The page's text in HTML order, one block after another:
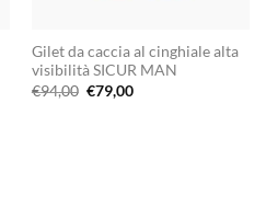
Gilet da caccia al cinghiale alta
visibilità SICUR MAN
€94,00 Il
prezzo
€79,00Il